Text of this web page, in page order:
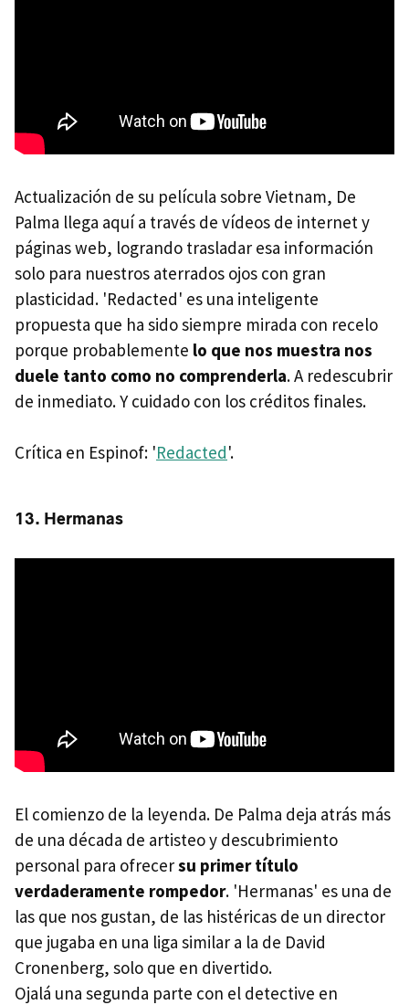
Actualización de su película sobre Vietnam, De
Palma llega aquí a través de vídeos de internet y
páginas web, logrando trasladar esa información
solo para nuestros aterrados ojos con gran
plasticidad. 'Redacted' es una inteligente
propuesta que ha sido siempre mirada con recelo
porque probablemente lo que nos muestra nos
duele tanto como no comprenderla. A redescubrir
de inmediato. Y cuidado con los créditos finales.
Crítica en Espinof: 'Redacted'.
13. Hermanas
El comienzo de la leyenda. De Palma deja atrás más
de una década de artisteo y descubrimiento
personal para ofrecersu primer título
verdaderamente rompedor. 'Hermanas' es una de
las que nos gustan, de las histéricas de un director
que jugaba en una liga similar a la de David
Cronenberg, solo que en divertido.
Ojalá una segunda parte con el detective en